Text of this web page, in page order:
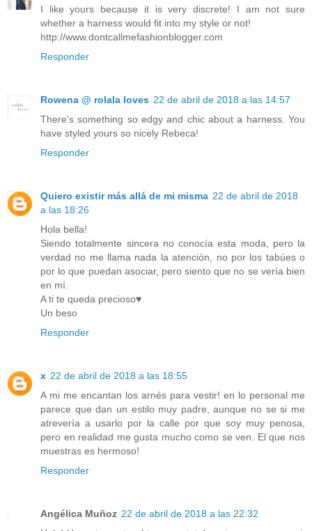
I like yours because it is very discrete! I am not sure
whether a harness would fit into my style or not!
http://www.dontcallmefashionblogger.com
Responder
Rowena @ rolala loves 22 de abril de 2018 a las 14:57
There's something so edgy and chic about a harness. You
have styled yours so nicely Rebeca!
Responder
Quiero existir más allá de mi misma 22 de abril de 2018
a las 18:26
Hola bella!
Siendo totalmente sincera no conocía esta moda, pero la
verdad no me llama nada la atención, no por los tabúes o
por lo que puedan asociar, pero siento que no se vería bien
en mí.
A ti te queda precioso♥
Un beso
Responder
x 22 de abril de 2018 a las 18:55
A mi me encantan los arnés para vestir! en lo personal me
parece que dan un estilo muy padre, aunque no se si me
atrevería a usarlo por la calle por que soy muy penosa,
pero en realidad me gusta mucho como se ven. El que nos
muestras es hermoso!
Responder
Angélica Muñoz 22 de abril de 2018 a las 22:32